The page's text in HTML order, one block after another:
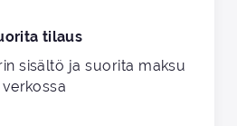
tilaus
sisältö ja suorita maksu
verkossa